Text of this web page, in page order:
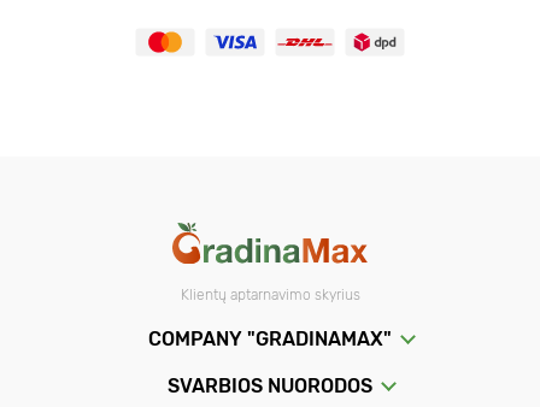
Klientų aptarnavimo skyrius
COMPANY "GRADINAMAX"
SVARBIOS NUORODOS